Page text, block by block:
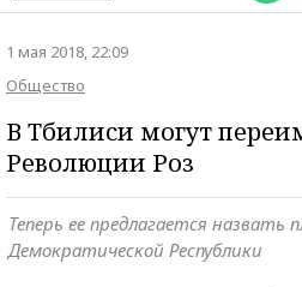
1 мая 2018, 22:09
Общество
В Тбилиси могут
Революции Роз
Теперь ее предлагается назвать
Демократической Республики